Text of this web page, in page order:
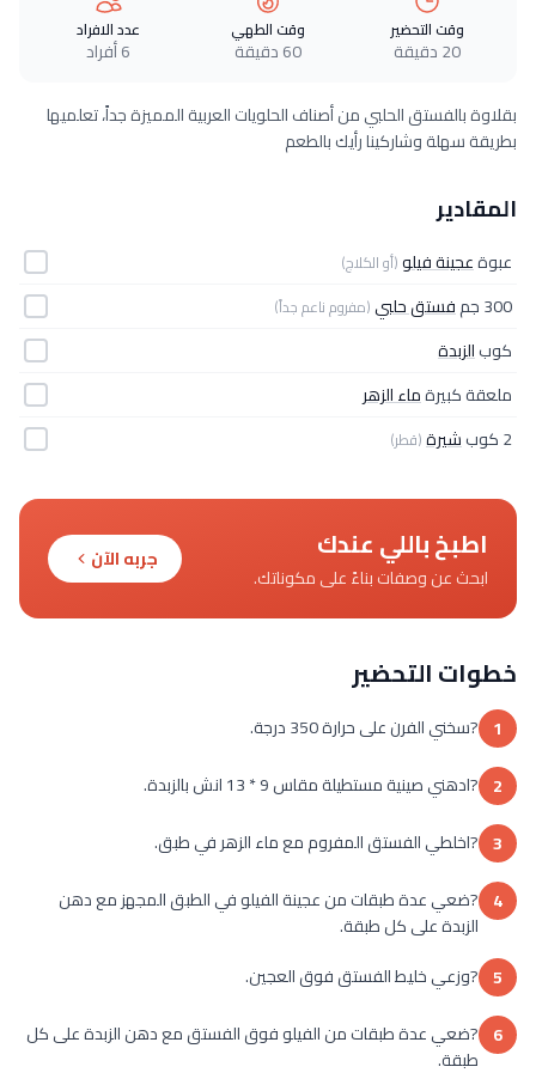
وقت التحضير
20 دقيقة
وقت الطهي
60 دقيقة
عدد الافراد
6 أفراد
بقلاوة بالفستق الحلبي من أصناف الحلويات العربية المميزة جداً، تعلميها
بطريقة سهلة وشاركينا رأيك بالطعم
المقادير
عبوةعجينة فيلو(أو الكلاج)
300 جم فستق حلبي (مفروم ناعم جداً)
كوبالزبدة
ملعقة كبيرةماء الزهر
2 كوب
شيرة(قطر)
اطبخ باللي عندك
ابحث عن وصفات بناءً على مكوناتك.
جربه الآن
خطوات التحضير
1 ?سخني الفرن على حرارة 350 درجة.
2 ?ادهني صينية مستطيلة مقاس 9 * 13 انش بالزبدة.
3 ?اخلطي الفستق المفروم مع ماء الزهر في طبق.
4 ?ضعي عدة طبقات من عجينة الفيلو في الطبق المجهز مع دهن
الزبدة على كل طبقة.
5 ?وزعي خليط الفستق فوق العجين.
6 ?ضعي عدة طبقات من الفيلو فوق الفستق مع دهن الزبدة على كل
طبقة.